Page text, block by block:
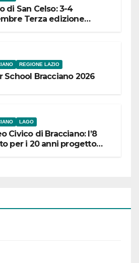
di San Celso: 3-4
Terza edizione
REGIONE LAZIO
School Bracciano 2026
LAGO
Civico di Bracciano: l’8
per i 20 anni progetto